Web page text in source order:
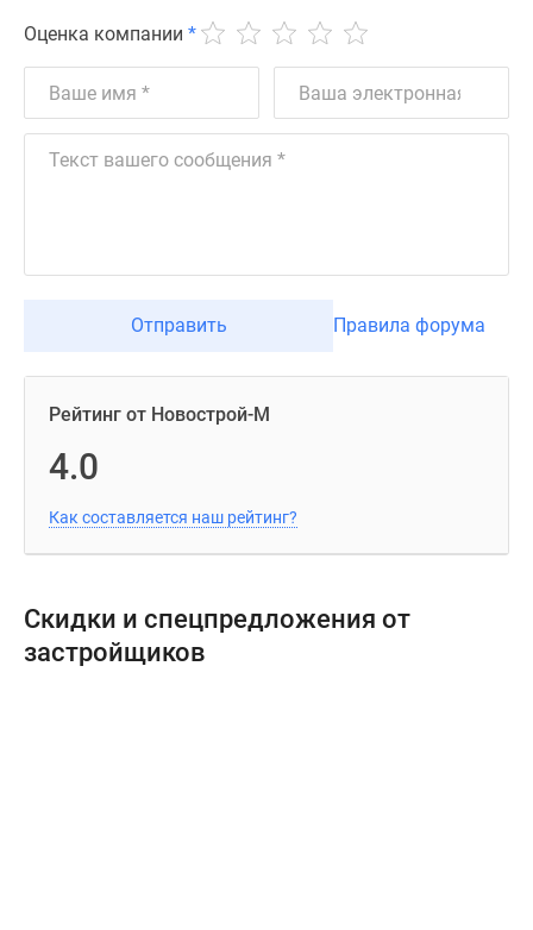
Оценка компании *
Отправить Правила форума
Рейтинг от Новострой-М
4.0
Как составляется наш рейтинг?
Скидки и спецпредложения от
застройщиков